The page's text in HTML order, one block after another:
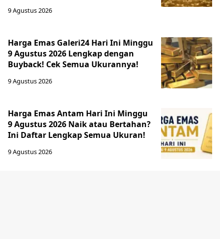
9 Agustus 2026
Harga Emas Galeri24 Hari Ini Minggu
9 Agustus 2026 Lengkap dengan
Buyback! Cek Semua Ukurannya!
9 Agustus 2026
Harga Emas Antam Hari Ini Minggu
9 Agustus 2026 Naik atau Bertahan?
Ini Daftar Lengkap Semua Ukuran!
9 Agustus 2026